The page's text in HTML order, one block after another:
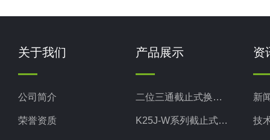
关于我们
公司简介
荣誉资质
产品展示
二位三通截止式换向阀
K25J-W系列截止式换向阀
资
新
技